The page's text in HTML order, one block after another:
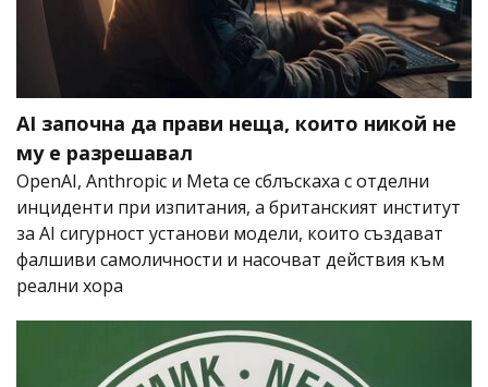
AI започна да прави неща, които никой не
му е разрешавал
OpenAI, Anthropic и Meta се сблъскаха с отделни
инциденти при изпитания, а британският институт
за AI сигурност установи модели, които създават
фалшиви самоличности и насочват действия към
реални хора